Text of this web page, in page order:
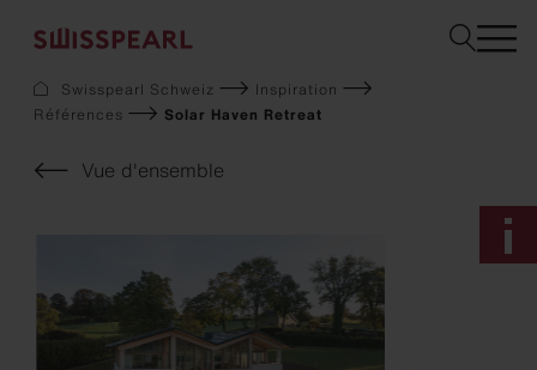
Façade
Solaire
Téléchargements
Swisspearl Schweiz
Inspiration
Références
Solar Haven Retreat
Vue d'ensemble